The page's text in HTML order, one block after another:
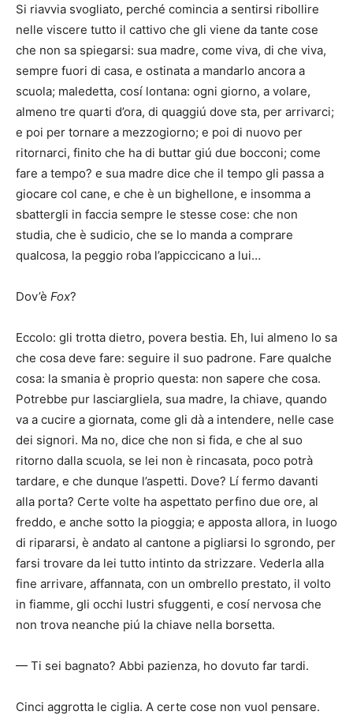
Si riavvia svogliato, perché comincia a sentirsi ribollire
nelle viscere tutto il cattivo che gli viene da tante cose
che non sa spiegarsi: sua madre, come viva, di che viva,
sempre fuori di casa, e ostinata a mandarlo ancora a
scuola; maledetta, cosí lontana: ogni giorno, a volare,
almeno tre quarti d’ora, di quaggiú dove sta, per arrivarci;
e poi per tornare a mezzogiorno; e poi di nuovo per
ritornarci, finito che ha di buttar giú due bocconi; come
fare a tempo? e sua madre dice che il tempo gli passa a
giocare col cane, e che è un bighellone, e insomma a
sbattergli in faccia sempre le stesse cose: che non
studia, che è sudicio, che se lo manda a comprare
qualcosa, la peggio roba l’appiccicano a lui…
Dov’è Fox?
Eccolo: gli trotta dietro, povera bestia. Eh, lui almeno lo sa
che cosa deve fare: seguire il suo padrone. Fare qualche
cosa: la smania è proprio questa: non sapere che cosa.
Potrebbe pur lasciargliela, sua madre, la chiave, quando
va a cucire a giornata, come gli dà a intendere, nelle case
dei signori. Ma no, dice che non si fida, e che al suo
ritorno dalla scuola, se lei non è rincasata, poco potrà
tardare, e che dunque l’aspetti. Dove? Lí fermo davanti
alla porta? Certe volte ha aspettato perfino due ore, al
freddo, e anche sotto la pioggia; e apposta allora, in luogo
di ripararsi, è andato al cantone a pigliarsi lo sgrondo, per
farsi trovare da lei tutto intinto da strizzare. Vederla alla
fine arrivare, affannata, con un ombrello prestato, il volto
in fiamme, gli occhi lustri sfuggenti, e cosí nervosa che
non trova neanche piú la chiave nella borsetta.
— Ti sei bagnato? Abbi pazienza, ho dovuto far tardi.
Cinci aggrotta le ciglia. A certe cose non vuol pensare.